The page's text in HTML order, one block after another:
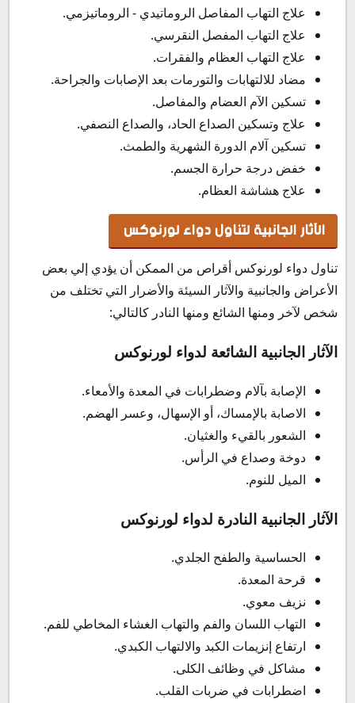
علاج التهاب المفاصل الروماتيدي - الروماتيزمي.
علاج التهاب المفصل النقرسي.
علاج التهاب العظام والفقرات.
مضاد للالتهابات والتورمات بعد الإصابات والجراحة.
تسكين الآم العضام والمفاصل.
علاج وتسكين الصداع الحاد، والصداع النصفي.
تسكين آلام الدورة الشهرية والطمث.
خفض درجة حرارة الجسم.
علاج هشاشة العظام.
الآثار الجانبية لتناول دواء لورنوكس
تناول دواء لورنوكس أقراص من الممكن أن يؤدي إلي بعض
الأعراض والجانبية والآثار السيئة والأضرار التي تختلف من
شخص لآخر ومنها الشائع ومنها النادر كالتالي:
الآثار الجانبية الشائعة لدواء لورنوكس
الإصابة بآلام وضطرابات في المعدة والأمعاء.
الاصابة بالإمساك، أو الإسهال، وعسر الهضم.
الشعور بالقيء والغثيان.
دوخة وصداع في الرأس.
الميل للنوم.
الآثار الجانبية النادرة لدواء لورنوكس
الحساسية والطفح الجلدي.
قرحة المعدة.
نزيف معوي.
التهاب اللسان والفم والتهاب الغشاء المخاطي للفم.
ارتفاع إنزيمات الكبد والالتهاب الكبدي.
مشاكل في وظائف الكلى.
اضطرابات في ضربات القلب.